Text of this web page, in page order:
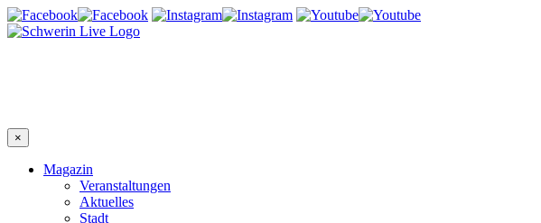
×
Magazin
Veranstaltungen
Aktuelles
Stadt